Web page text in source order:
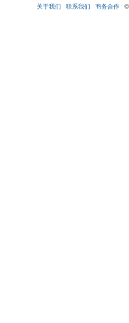
关于我们 联系我们 商务合作